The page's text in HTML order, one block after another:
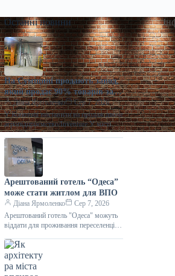
Останні новини
На Сумщині продають завод,
який продає 90% товарів за
кордон
Діана Ярмоленко
Сер 7, 2026
У Конотопі виставили на продаж діюче
агропідприємство/Inventure У місті
Конотоп Сумської області виставили
на продаж 100% корпоративних прав
діючого агропереробного
Арештований готель “Одеса”
може стати житлом для ВПО
Діана Ярмоленко
Сер 7, 2026
Арештований готель "Одеса" можуть
віддати для проживання переселенців /
може стати першим арештованим
об’єктом нерухомості,